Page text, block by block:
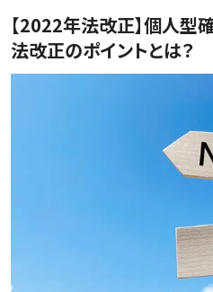
【2022年法改正】個人
法改正のポイントとは？